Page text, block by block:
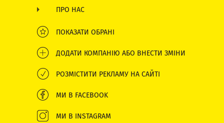
ПРО НАС
ПОКАЗАТИ ОБРАНІ
ДОДАТИ КОМПАНІЮ АБО ВНЕСТИ ЗМІНИ
РОЗМІСТИТИ РЕКЛАМУ НА САЙТІ
МИ В FACEBOOK
МИ В INSTAGRAM